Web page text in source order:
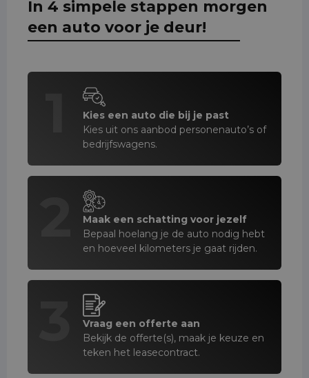
In 4 simpele stappen morgen
een auto voor je deur!
Kies een auto die bij je past
Kies uit ons aanbod personenauto’s of
bedrijfswagens.
Maak een schatting voor jezelf
Bepaal hoelang je de auto nodig hebt
en hoeveel kilometers je gaat rijden.
Vraag een offerte aan
Bekijk de offerte(s), maak je keuze en
teken het leasecontract.